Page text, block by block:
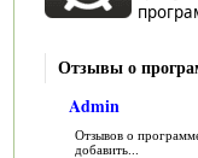
Отзывы о
Admin
Отзывов о
добавить...